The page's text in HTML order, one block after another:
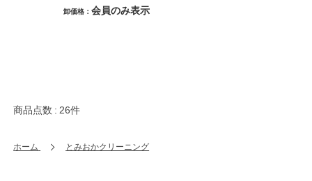
卸価格 会員のみ表示
商品点数 26件
ホーム とみおかクリーニング